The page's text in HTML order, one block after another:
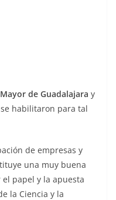
de Guadalajara y
habilitaron para tal
de empresas y
una muy buena
papel y la apuesta
la Ciencia y la